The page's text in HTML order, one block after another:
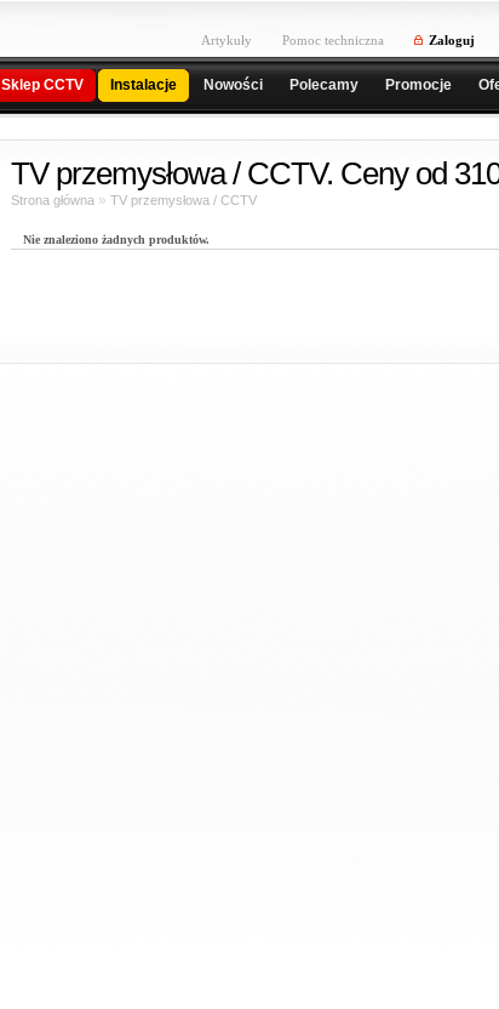
Artykuły Pomoc techniczna Zaloguj
Sklep CCTV Instalacje Nowości Polecamy Promocje
TV przemysłowa / CCTV. Ceny od
Strona główna » TV przemysłowa / CCTV
Nie znaleziono żadnych produktów.